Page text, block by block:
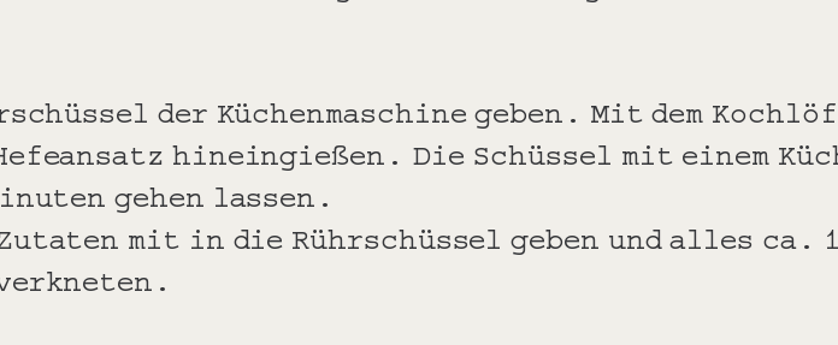
der Küchenmaschine geben. Mit dem
hineingießen. Die Schüssel mit einem
gehen lassen.
mit in die Rührschüssel geben und alles ca.